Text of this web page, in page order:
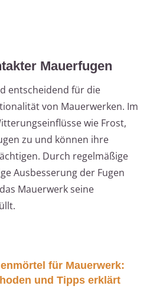
Mauerfugen
entscheidend für die
von Mauerwerken. Im
wie Frost,
zu und können ihre
Durch regelmäßige
Ausbesserung der Fugen
Mauerwerk seine
für Mauerwerk:
und Tipps erklärt